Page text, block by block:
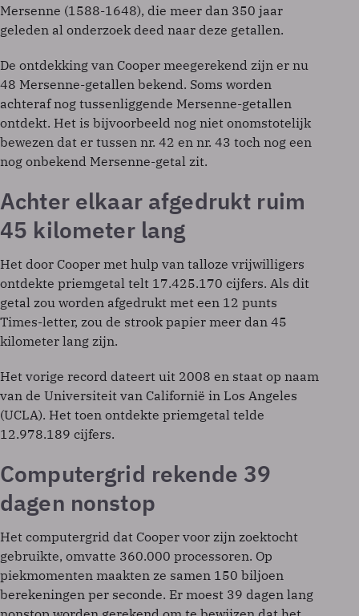
Mersenne (1588-1648), die meer dan 350 jaar
geleden al onderzoek deed naar deze getallen.
De ontdekking van Cooper meegerekend zijn er nu
48 Mersenne-getallen bekend. Soms worden
achteraf nog tussenliggende Mersenne-getallen
ontdekt. Het is bijvoorbeeld nog niet onomstotelijk
bewezen dat er tussen nr. 42 en nr. 43 toch nog een
nog onbekend Mersenne-getal zit.
Achter elkaar afgedrukt ruim
45 kilometer lang
Het door Cooper met hulp van talloze vrijwilligers
ontdekte priemgetal telt 17.425.170 cijfers. Als dit
getal zou worden afgedrukt met een 12 punts
Times-letter, zou de strook papier meer dan 45
kilometer lang zijn.
Het vorige record dateert uit 2008 en staat op naam
van de Universiteit van Californië in Los Angeles
(UCLA). Het toen ontdekte priemgetal telde
12.978.189 cijfers.
Computergrid rekende 39
dagen nonstop
Het computergrid dat Cooper voor zijn zoektocht
gebruikte, omvatte 360.000 processoren. Op
piekmomenten maakten ze samen 150 biljoen
berekeningen per seconde. Er moest 39 dagen lang